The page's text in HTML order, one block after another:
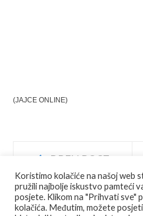
(JAJCE ONLINE)
Navigacija
objava
PREV POST
Koristimo kolačiće na našoj web
pružili najbolje iskustvo pamteći
posjete. Klikom na "Prihvati sve"
kolačića. Međutim, možete